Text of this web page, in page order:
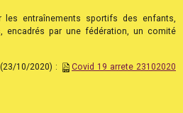
les entraînements sportifs des enfants,
encadrés par une fédération, un comité
10/2020) :
Covid 19 arrete 23102020